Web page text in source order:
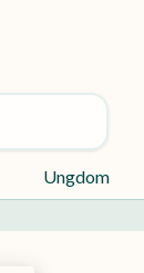
Ungdom